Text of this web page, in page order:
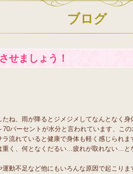
ブログ
せましょう！
ね、雨が降るとジメジメしてなんとなく
70パーセントが水分と言われています、こ
流れていると健康で身体も軽く感じられ
重く、何となくだるい…疲れが取れない…と
動不足など他にもいろんな原因で起こりま